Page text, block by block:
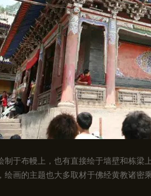
于布幔上，也有直接绘于墙壁和栋
画的主题也大多取材于佛经黄教诸密乘